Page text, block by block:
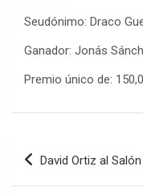
Seudónimo: Draco
Ganador: Jonás
Premio único de:
Navegación
de
David Ortiz al